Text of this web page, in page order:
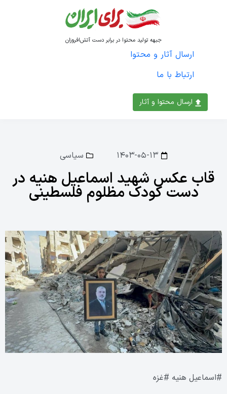
ارسال محتوا و آثار
جبهه تولید محتوا در برابر دست آتش‌افروزان
ارسال آثار و محتوا
ارتباط با ما
۱۴۰۳-۰۵-۱۳ سیاسی
قاب عکس شهید اسماعیل هنیه در
دست کودک مظلوم فلسطینی
#اسماعیل هنیه #غزه